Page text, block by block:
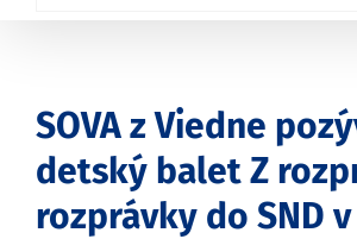
SOVA z Viedne
detský balet Z
rozprávky do SND v